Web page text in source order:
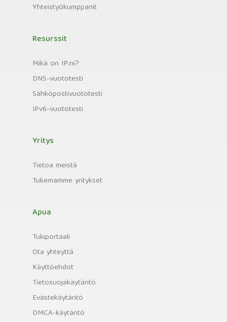
Yhteistyökumppanit
Resurssit
Mikä on IP:ni?
DNS-vuototesti
Sähköpostivuototesti
IPv6-vuototesti
Yritys
Tietoa meistä
Tukemamme yritykset
Apua
Tukiportaali
Ota yhteyttä
Käyttöehdot
Tietosuojakäytäntö
Evästekäytäntö
DMCA-käytäntö